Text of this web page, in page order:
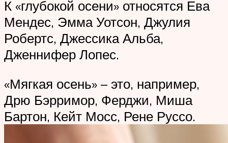
К «глубокой осени» относятся Ева
Мендес, Эмма Уотсон, Джулия
Робертс, Джессика Альба,
Дженнифер Лопес.
«Мягкая осень» – это, например,
Дрю Бэрримор, Ферджи, Миша
Бартон, Кейт Мосс, Рене Руссо.